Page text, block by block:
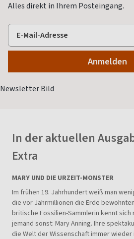
Alles direkt in Ihrem Posteingang.
In der aktuellen
Extra
MARY UND DIE URZEIT-MONSTER
Im frühen 19. Jahrhundert weiß man
die vor Jahrmillionen die Erde
britische Fossilien-Sammlerin kennt sich
jemand sonst: Mary Anning. Ihre
die Welt der Wissenschaft immer wieder